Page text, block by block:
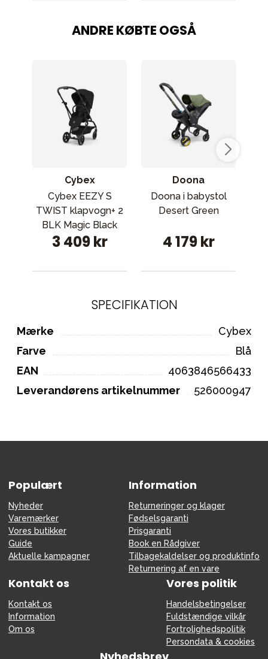
ANDRE KØBTE OGSÅ
Cybex
Cybex EEZY S
TWIST klapvogn+ 2
BLK Magic Black
3 409 kr
Doona
Doona i babystol
Desert Green
4 179 kr
SPECIFIKATION
Mærke
Cybex
Farve
Blå
EAN
4063846566433
Leverandørens artikelnummer
526000947
Populært
Nyheder
Varemærker
Vores butikker
Guide
Aktuelle kampagner
Information
Returneringer og klager
Fødselsgaranti
Prisgaranti
Book en Rådgiver
Tilbagekaldelser og produktinfo
Returnering af en vare
Kontakt os
Kontakt os
Information
Om os
Vores politik
Handelsbetingelser
Fuldstændige vilkår
Fortrolighedspolitik
Persondata & cookies